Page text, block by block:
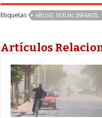
Etiquetas ABUSO SEXUAL INFANTIL
Artículos